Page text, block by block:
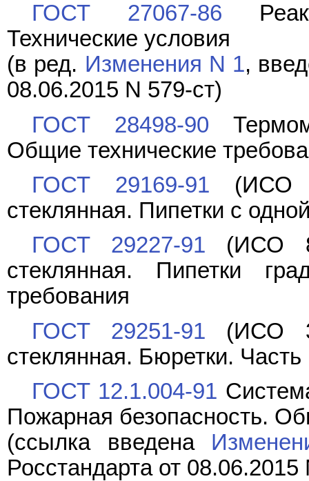
ГОСТ 27067-86
Технические условия
(в ред. Изменения N 1,
08.06.2015 N 579-ст)
ГОСТ 28498-90
Общие технические
ГОСТ 29169-91 (ИСО
стеклянная. Пипетки с
ГОСТ 29227-91 (ИСО
стеклянная. Пипетки
требования
ГОСТ 29251-91 (ИСО
стеклянная. Бюретки.
ГОСТ 12.1.004-91
Пожарная безопасность.
(ссылка введена
Росстандарта от 08.06.2015